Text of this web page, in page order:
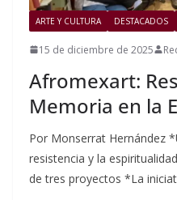
ARTE Y CULTURA DESTACADOS
15 de diciembre de 2025
Afromexart:
Memoria en la
Por Monserrat Hernández
resistencia y la
de tres proyectos *La